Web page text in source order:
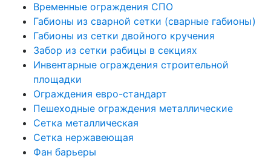
Временные ограждения СПО
Габионы из сварной сетки (сварные габионы)
Габионы из сетки двойного кручения
Забор из сетки рабицы в секциях
Инвентарные ограждения строительной
площадки
Ограждения евро-стандарт
Пешеходные ограждения металлические
Сетка металлическая
Сетка нержавеющая
Фан барьеры